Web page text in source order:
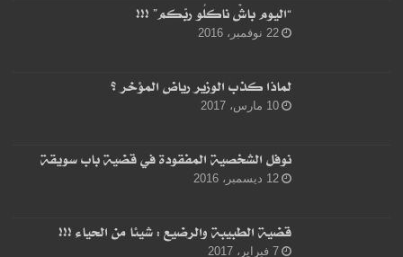
“اليوم باشْ ناكلُو ربّكم” !!!
22 نوفمبر، 2016
لماذا كذب الوزير رياض المؤخر ؟
10 مارس، 2017
نوفل الشخصية المفقودة في قضية باب سويقة
12 ديسمبر، 2016
قضية الطبيبة والرضيع : شيئا من الحياء !!!
7 فبراير، 2017